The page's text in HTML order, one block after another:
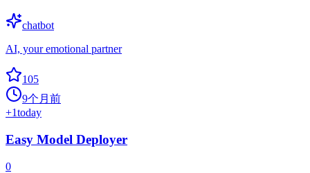
chatbot
AI, your emotional partner
105
9个月前
+1today
Easy Model Deployer
0